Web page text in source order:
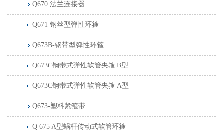
Q670 法兰连接器
Q671 钢丝型弹性环箍
Q673B-钢带型弹性环箍
Q673C钢带式弹性软管夹箍 B型
Q673C钢带式弹性软管夹箍 A型
Q673-塑料紧箍带
Q 675 A型蜗杆传动式软管环箍